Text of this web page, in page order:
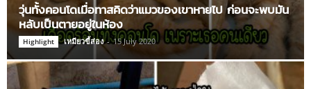
วุ่นทั้งคอนโดเมื่อทาสคิดว่าแมวของเขาหายไป ก่อนจะพบมัน
หลับเป็นตายอยู่ในห้อง
Highlight เหมียวขี้ส่อง - 15 July 2020